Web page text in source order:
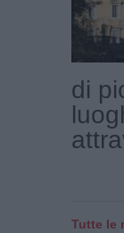
di
Tutte le